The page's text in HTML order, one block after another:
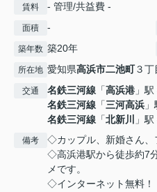
賃料 - 管理/共益費 -
面積 -
築年数 築20年
所在地 愛知県高浜市二池町３丁
交通 名鉄三河線 「高浜港 」
名鉄三河線 「三河高浜
名鉄三河線 「北新川 」
備考
◇カップル、新婚さん、
◇高浜港駅から徒歩約7
メです。
◇インターネット無料！